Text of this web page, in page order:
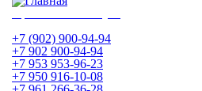
+7 (902) 900-94-94
+7 902 900-94-94
+7 953 953-96-23
+7 950 916-10-08